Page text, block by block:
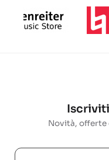
Novità, offerte